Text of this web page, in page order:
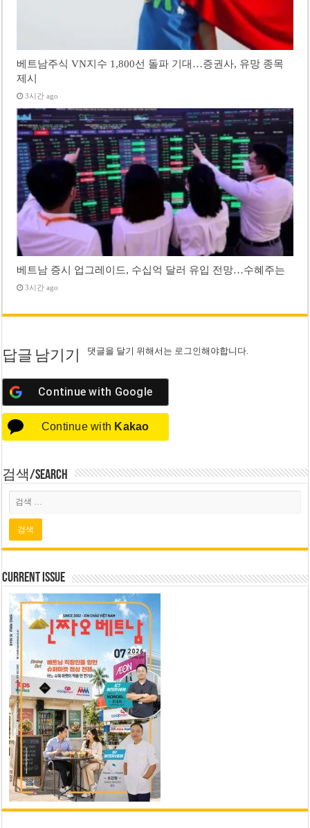
베트남주식 VN지수 1,800선 돌파 기대…증권사, 유망 종목
제시
3시간 ago
베트남 증시 업그레이드, 수십억 달러 유입 전망…수혜주는
3시간 ago
답글 남기기 댓글을 달기 위해서는 로그인해야합니다.
Continue with Google
Continue with Kakao
검색/Search
Current Issue